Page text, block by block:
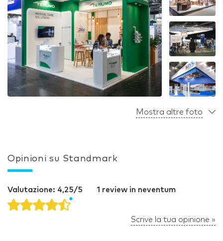
Mostra altre foto
Opinioni su Standmark
Valutazione: 4,25/5 1 review in neventum
Scrive la tua opinione »